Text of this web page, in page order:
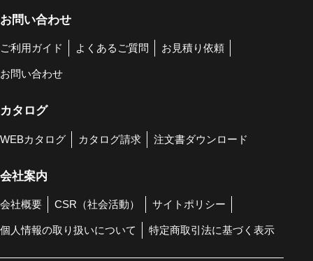
お問い合わせ
ご利用ガイド よくあるご質問 お見積り依頼
お問い合わせ
カタログ
WEBカタログ カタログ請求 注文書ダウンロード
会社案内
会社概要 CSR（社会活動） サイトポリシー
個人情報の取り扱いについて 特定商取引法に基づく表示